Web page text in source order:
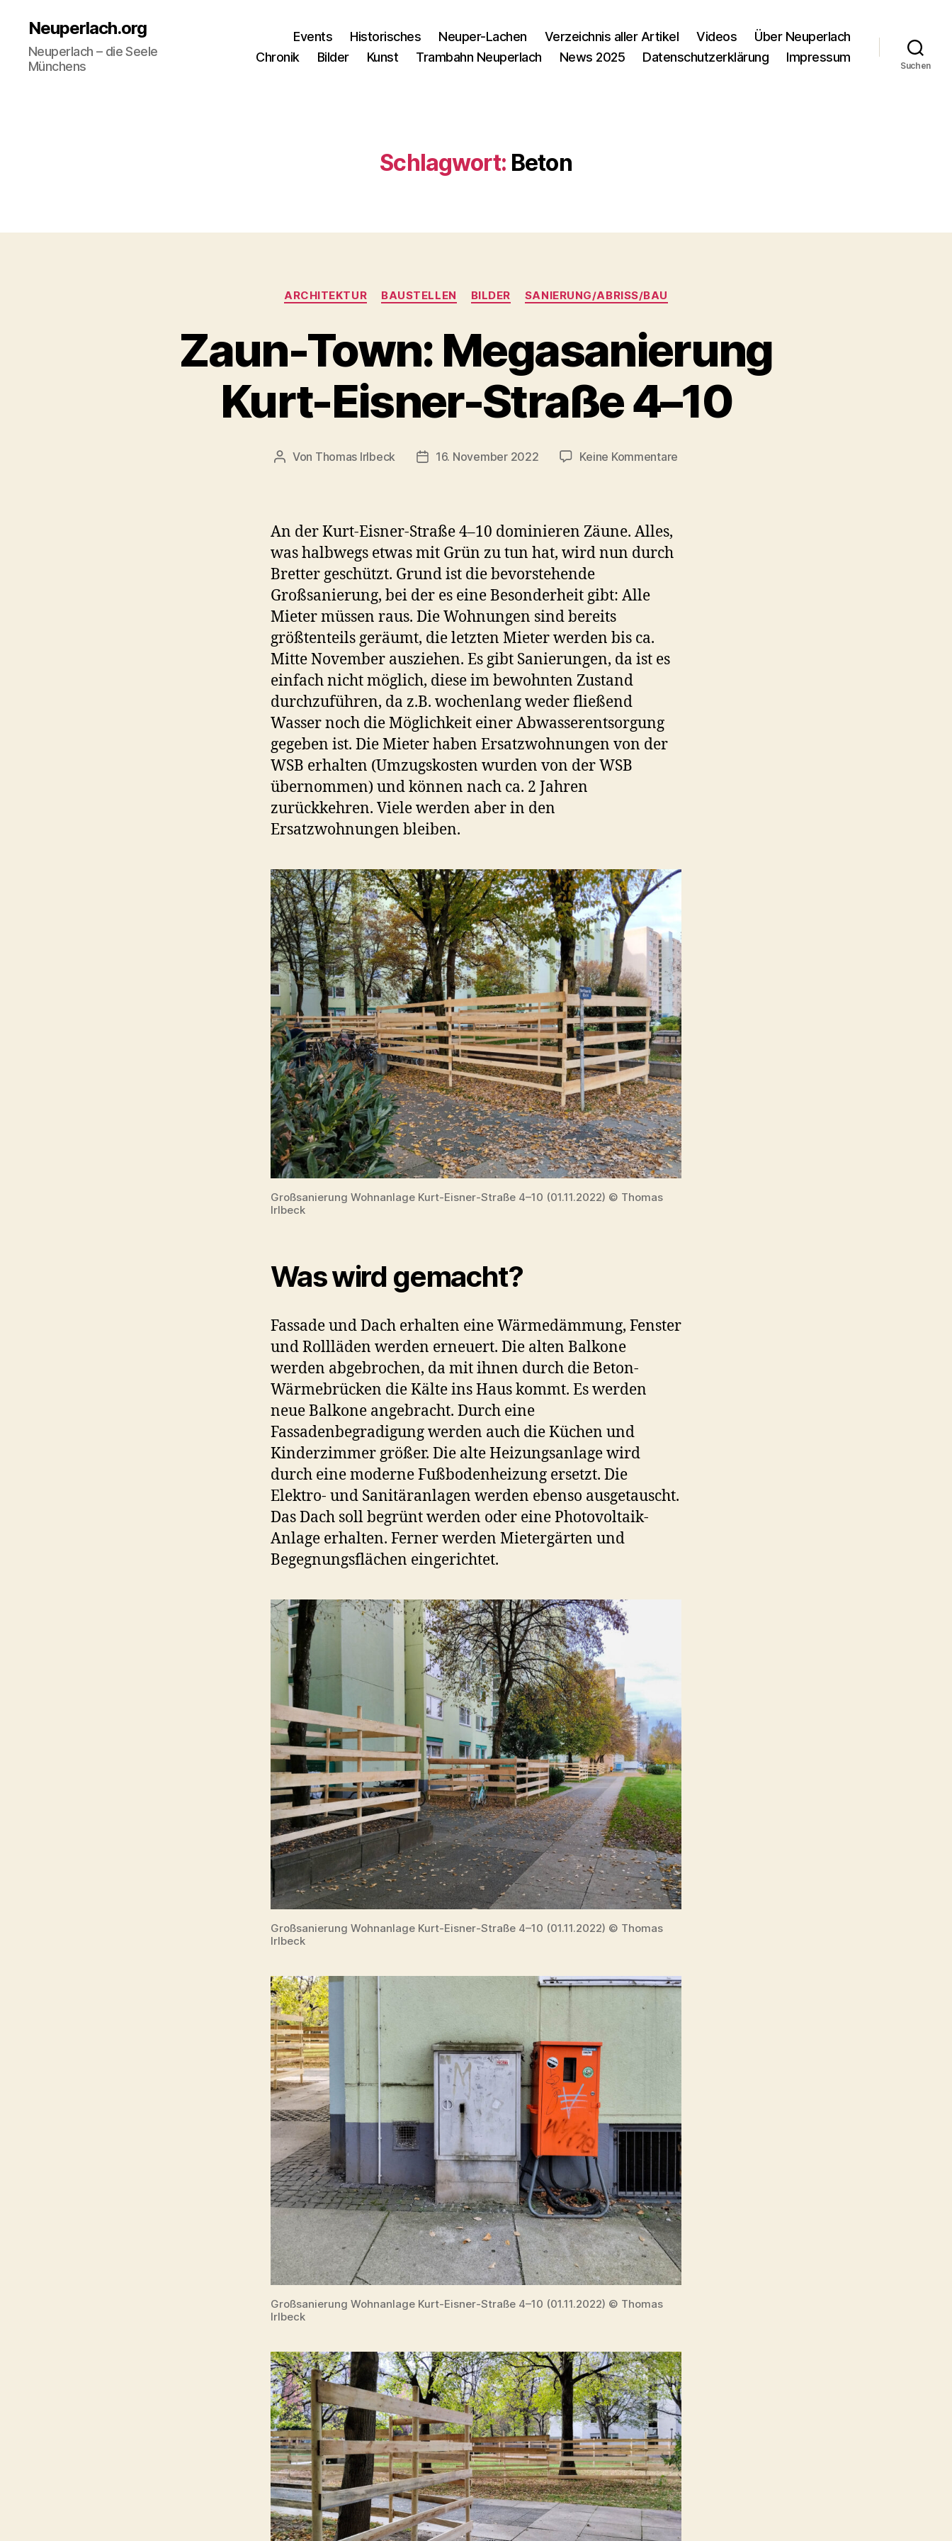
Neuperlach.org
Neuperlach – die Seele
Münchens
Events Historisches Neuper-Lachen Verzeichnis aller Artikel Videos
Über Neuperlach
Chronik
Bilder Kunst Trambahn Neuperlach News 2025 Datenschutzerklärung Impressum
Suchen
Schlagwort: Beton
Kategorien
ARCHITEKTUR BAUSTELLEN BILDER SANIERUNG/ABRISS/BAU
Zaun-Town: Megasanierung
Kurt-Eisner-Straße 4–10
Beitragsautor
Von Thomas Irlbeck Veröffentlichungsdatum
16. November 2022 Keine Kommentare
An der Kurt-Eisner-Straße 4–10 dominieren Zäune. Alles,
was halbwegs etwas mit Grün zu tun hat, wird nun durch
Bretter geschützt. Grund ist die bevorstehende
Großsanierung, bei der es eine Besonderheit gibt: Alle
Mieter müssen raus. Die Wohnungen sind bereits
größtenteils geräumt, die letzten Mieter werden bis ca.
Mitte November ausziehen. Es gibt Sanierungen, da ist es
einfach nicht möglich, diese im bewohnten Zustand
durchzuführen, da z.B. wochenlang weder fließend
Wasser noch die Möglichkeit einer Abwasserentsorgung
gegeben ist. Die Mieter haben Ersatzwohnungen von der
WSB erhalten (Umzugskosten wurden von der WSB
übernommen) und können nach ca. 2 Jahren
zurückkehren. Viele werden aber in den
Ersatzwohnungen bleiben.
Großsanierung Wohnanlage Kurt-Eisner-Straße 4–10 (01.11.2022) © Thomas
Irlbeck
Was wird gemacht?
Fassade und Dach erhalten eine Wärmedämmung, Fenster
und Rollläden werden erneuert. Die alten Balkone
werden abgebrochen, da mit ihnen durch die Beton-
Wärmebrücken die Kälte ins Haus kommt. Es werden
neue Balkone angebracht. Durch eine
Fassadenbegradigung werden auch die Küchen und
Kinderzimmer größer. Die alte Heizungsanlage wird
durch eine moderne Fußbodenheizung ersetzt. Die
Elektro- und Sanitäranlagen werden ebenso ausgetauscht.
Das Dach soll begrünt werden oder eine Photovoltaik-
Anlage erhalten. Ferner werden Mietergärten und
Begegnungsflächen eingerichtet.
Großsanierung Wohnanlage Kurt-Eisner-Straße 4–10 (01.11.2022) © Thomas
Irlbeck
Großsanierung Wohnanlage Kurt-Eisner-Straße 4–10 (01.11.2022) © Thomas
Irlbeck